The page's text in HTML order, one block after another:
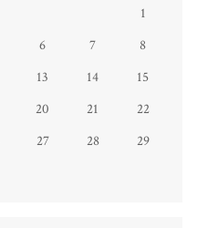
1
6 7
8
13 14
15
20 21
22
27 28
29